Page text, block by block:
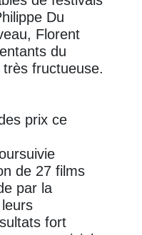
Du
Florent
du
fructueuse.
prix ce
de 27 films
par la
fort